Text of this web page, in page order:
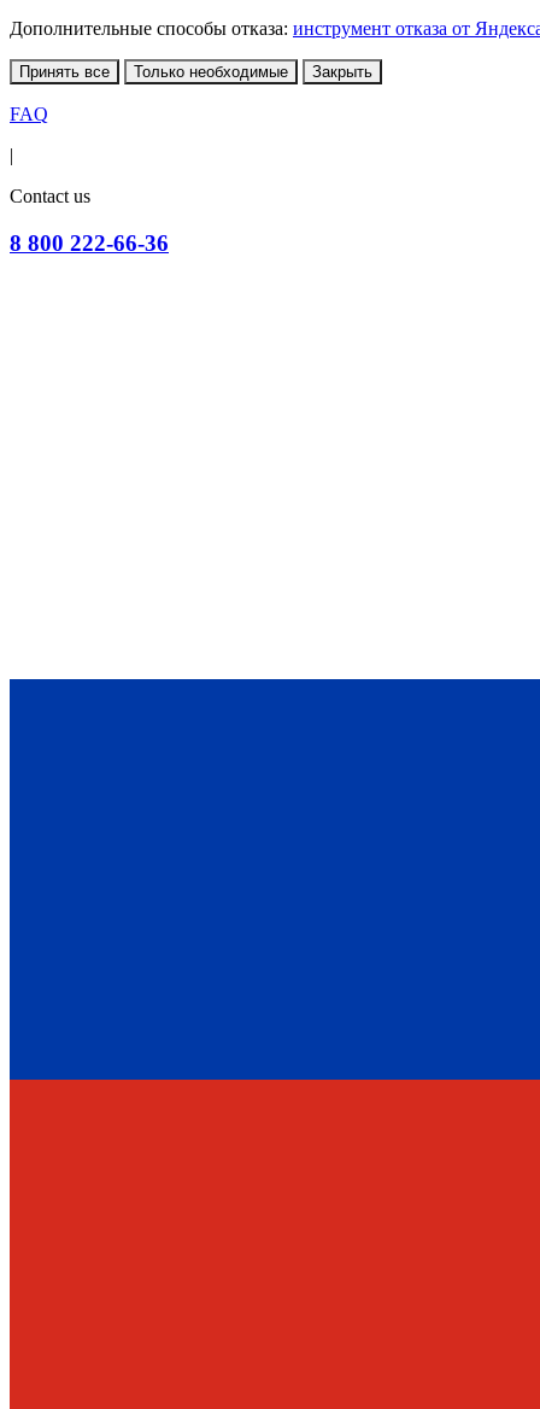
Дополнительные способы отказа: инструмент отказа от
Принять все Только необходимые Закрыть
FAQ
|
Contact us
8 800 222-66-36